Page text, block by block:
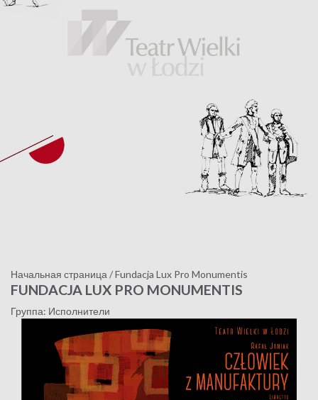
Начальная страница /Fundacja Lux Pro Monumentis
FUNDACJA LUX PRO MONUMENTIS
Группа: Исполнители